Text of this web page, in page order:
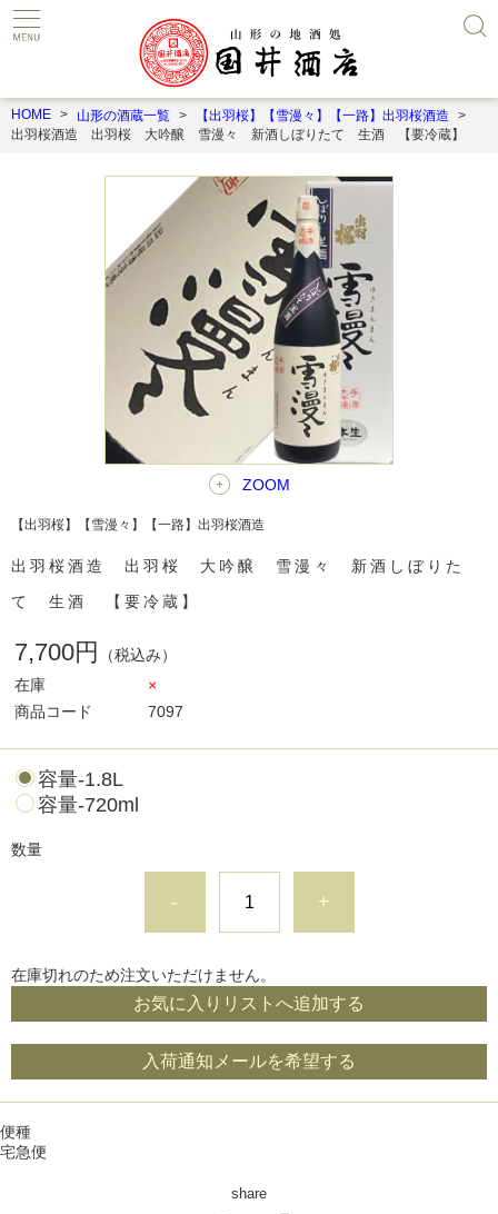
HOME 山形の酒蔵一覧
【出羽桜】【雪漫々】【一路】出羽桜酒造
出羽桜酒造 出羽桜 大吟醸 雪漫々 新酒しぼりたて 生酒 【要冷蔵】
ZOOM
【出羽桜】【雪漫々】【一路】出羽桜酒造
出羽桜酒造 出羽桜 大吟醸 雪漫々 新酒しぼりた
て 生酒 【要冷蔵】
7,700円
（税込み）
在庫
×
商品コード
7097
容量-1.8L
容量-720ml
数量
- +
在庫切れのため注文いただけません。
お気に入りリストへ追加する
入荷通知メールを希望する
便種
宅急便
share